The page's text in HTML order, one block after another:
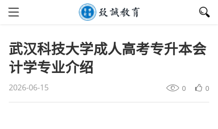
武汉科技大学成人高考专升本会
计学专业介绍
2026-06-15 0 0